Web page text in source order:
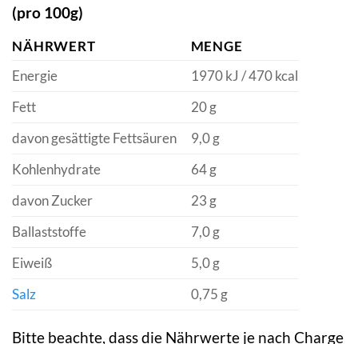
(pro 100g)
NÄHRWERT
MENGE
Energie
1970 kJ / 470 kcal
Fett
20 g
davon gesättigte Fettsäuren
9,0 g
Kohlenhydrate
64 g
davon Zucker
23 g
Ballaststoffe
7,0 g
Eiweiß
5,0 g
Salz
0,75 g
Bitte beachte, dass die Nährwerte je nach Charge